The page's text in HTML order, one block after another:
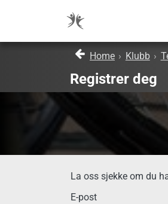
Home › Klubb ›
Registrer deg
La oss sjekke om du
E-post